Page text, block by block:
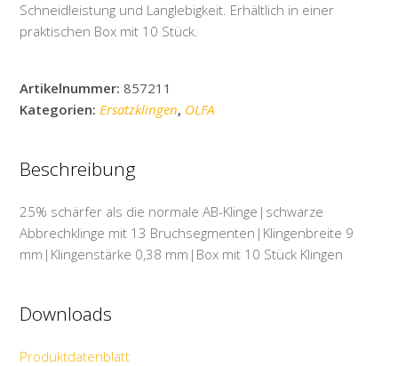
Schneidleistung und Langlebigkeit. Erhältlich in einer
praktischen Box mit 10 Stück.
Artikelnummer:857211
Kategorien:Ersatzklingen, OLFA
Beschreibung
25% schärfer als die normale AB-Klinge|schwarze
Abbrechklinge mit 13 Bruchsegmenten|Klingenbreite 9
mm|Klingenstärke 0,38 mm|Box mit 10 Stück Klingen
Downloads
Produktdatenblatt